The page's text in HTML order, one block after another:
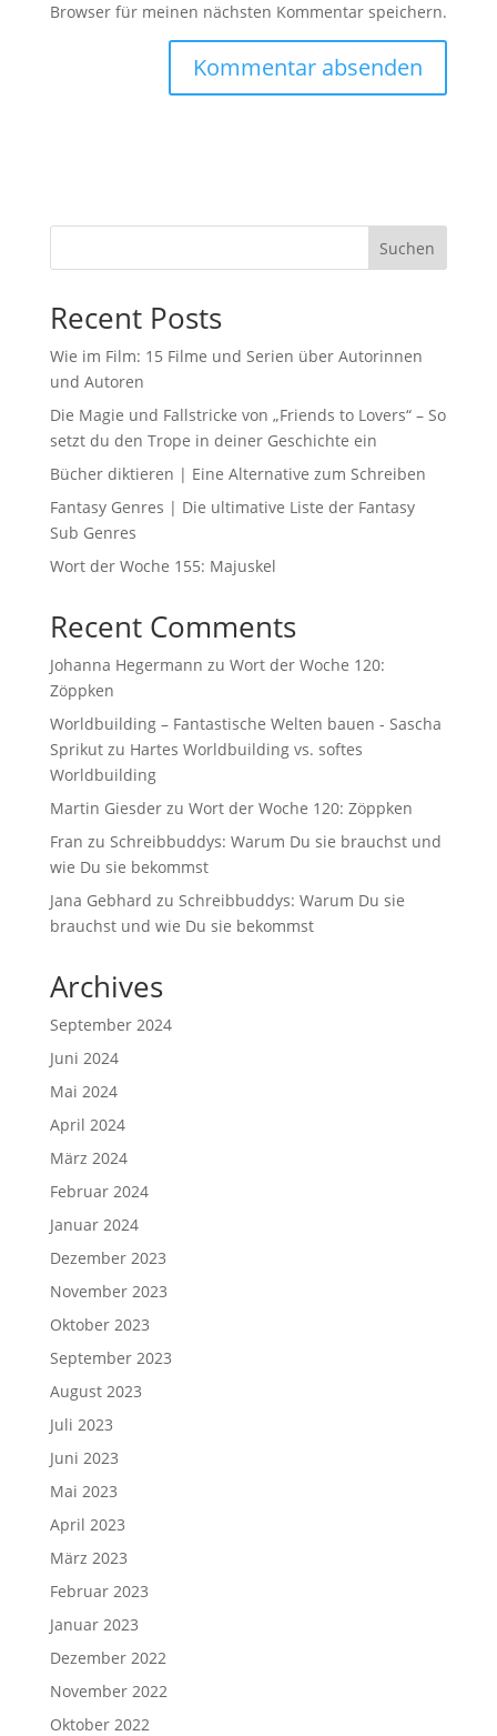
Browser für meinen nächsten Kommentar speichern.
Suchen
Recent Posts
Wie im Film: 15 Filme und Serien über Autorinnen
und Autoren
Die Magie und Fallstricke von „Friends to Lovers“ – So
setzt du den Trope in deiner Geschichte ein
Bücher diktieren | Eine Alternative zum Schreiben
Fantasy Genres | Die ultimative Liste der Fantasy
Sub Genres
Wort der Woche 155: Majuskel
Recent Comments
Johanna Hegermann zu Wort der Woche 120:
Zöppken
Worldbuilding – Fantastische Welten bauen - Sascha
Sprikutzu Hartes Worldbuilding vs. softes
Worldbuilding
Martin Giesderzu Wort der Woche 120: Zöppken
Fran zu Schreibbuddys: Warum Du sie brauchst und
wie Du sie bekommst
Jana Gebhard zu Schreibbuddys: Warum Du sie
brauchst und wie Du sie bekommst
Archives
September 2024
Juni 2024
Mai 2024
April 2024
März 2024
Februar 2024
Januar 2024
Dezember 2023
November 2023
Oktober 2023
September 2023
August 2023
Juli 2023
Juni 2023
Mai 2023
April 2023
März 2023
Februar 2023
Januar 2023
Dezember 2022
November 2022
Oktober 2022